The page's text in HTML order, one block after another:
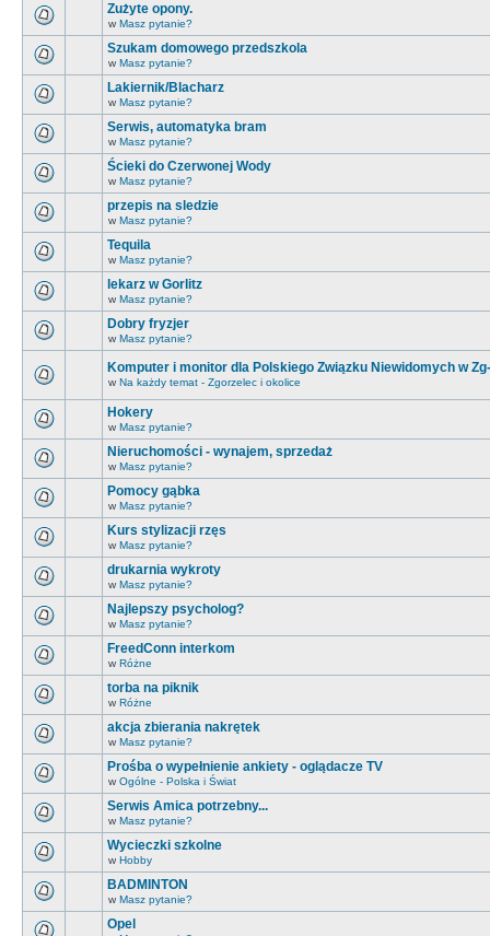
Zużyte opony.
w Masz pytanie?
Szukam domowego przedszkola
w Masz pytanie?
Lakiernik/Blacharz
w Masz pytanie?
Serwis, automatyka bram
w Masz pytanie?
Ścieki do Czerwonej Wody
w Masz pytanie?
przepis na sledzie
w Masz pytanie?
Tequila
w Masz pytanie?
lekarz w Gorlitz
w Masz pytanie?
Dobry fryzjer
w Masz pytanie?
Komputer i monitor dla Polskiego Związku Niewidomych w
w Na każdy temat - Zgorzelec i okolice
Hokery
w Masz pytanie?
Nieruchomości - wynajem, sprzedaż
w Masz pytanie?
Pomocy gąbka
w Masz pytanie?
Kurs stylizacji rzęs
w Masz pytanie?
drukarnia wykroty
w Masz pytanie?
Najlepszy psycholog?
w Masz pytanie?
FreedConn interkom
w Różne
torba na piknik
w Różne
akcja zbierania nakrętek
w Masz pytanie?
Prośba o wypełnienie ankiety - oglądacze TV
w Ogólne - Polska i Świat
Serwis Amica potrzebny...
w Masz pytanie?
Wycieczki szkolne
w Hobby
BADMINTON
w Masz pytanie?
Opel